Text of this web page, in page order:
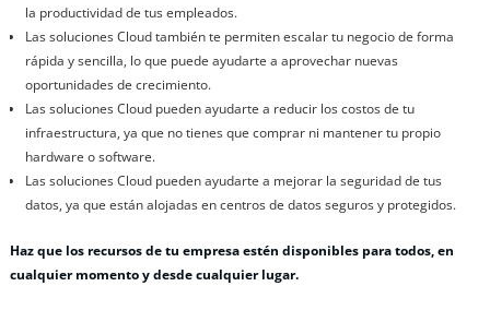
la productividad de tus empleados.
Las soluciones Cloud también te permiten escalar tu negocio de forma
rápida y sencilla, lo que puede ayudarte a aprovechar nuevas
oportunidades de crecimiento.
Las soluciones Cloud pueden ayudarte a reducir los costos de tu
infraestructura, ya que no tienes que comprar ni mantener tu propio
hardware o software.
Las soluciones Cloud pueden ayudarte a mejorar la seguridad de tus
datos, ya que están alojadas en centros de datos seguros y protegidos.
Haz que los recursos de tu empresa estén disponibles para todos, en
cualquier momento y desde cualquier lugar.